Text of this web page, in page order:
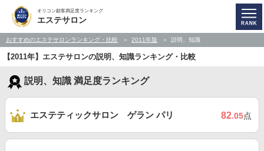
オリコン顧客満足度ランキング
エステサロン
おすすめのエステサロンランキング・比較 2011年版 説明、知識
【2011年】エステサロンの説明、知識ランキング・比較
説明、知識 満足度ランキング
エステティックサロン ゲラン パリ 82.05点